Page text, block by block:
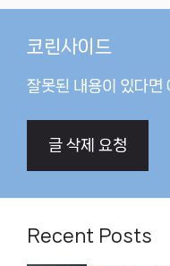
코린사이드
잘못된 내용이 있다면
글 삭제 요청
Recent Posts